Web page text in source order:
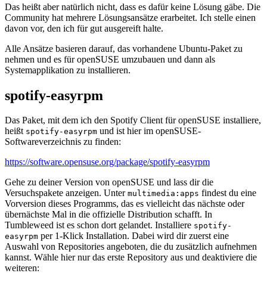
Das heißt aber natürlich nicht, dass es dafür keine Lösung gäbe. Die
Community hat mehrere Lösungsansätze erarbeitet. Ich stelle einen
davon vor, den ich für gut ausgereift halte.
Alle Ansätze basieren darauf, das vorhandene Ubuntu-Paket zu
nehmen und es für openSUSE umzubauen und dann als
Systemapplikation zu installieren.
spotify-easyrpm
Das Paket, mit dem ich den Spotify Client für openSUSE installiere,
heißt spotify-easyrpm und ist hier im openSUSE-
Softwareverzeichnis zu finden:
https://software.opensuse.org/package/spotify-easyrpm
Gehe zu deiner Version von openSUSE und lass dir die
Versuchspakete anzeigen. Unter multimedia:apps findest du eine
Vorversion dieses Programms, das es vielleicht das nächste oder
übernächste Mal in die offizielle Distribution schafft. In
Tumbleweed ist es schon dort gelandet. Installiere spotify-
easyrpm per 1-Klick Installation. Dabei wird dir zuerst eine
Auswahl von Repositories angeboten, die du zusätzlich aufnehmen
kannst. Wähle hier nur das erste Repository aus und deaktiviere die
weiteren: